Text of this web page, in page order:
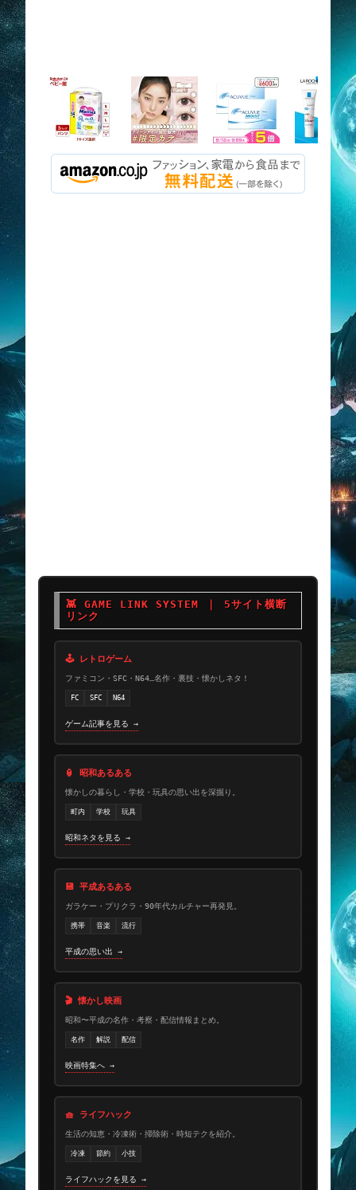
👾 GAME LINK SYSTEM ｜ 5サイト横断
リンク
🕹 レトロゲーム
ファミコン・SFC・N64…名作・裏技・懐かしネタ！
FC SFC N64
ゲーム記事を見る →
🏮 昭和あるある
懐かしの暮らし・学校・玩具の思い出を深掘り。
町内 学校 玩具
昭和ネタを見る →
💾 平成あるある
ガラケー・プリクラ・90年代カルチャー再発見。
携帯 音楽 流行
平成の思い出 →
🎬 懐かし映画
昭和〜平成の名作・考察・配信情報まとめ。
名作 解説 配信
映画特集へ →
🧺 ライフハック
生活の知恵・冷凍術・掃除術・時短テクを紹介。
冷凍 節約 小技
ライフハックを見る →